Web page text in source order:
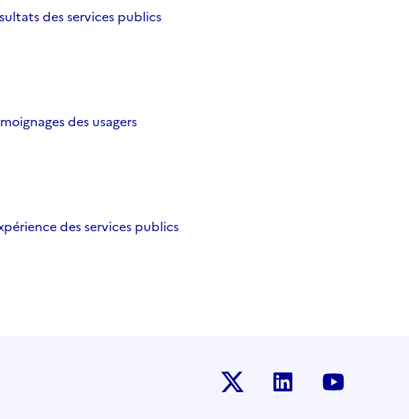
des services publics
des usagers
des services publics
Twitter-x Linkedin